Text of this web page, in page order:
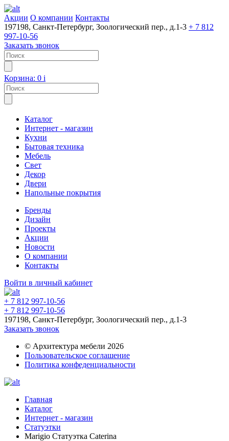
Акции О компании Контакты
197198, Санкт-Петербург, Зоологический пер., д.1-3 + 7 812
997-10-56
Заказать звонок
Корзина: 0 i
Каталог
Интернет - магазин
Кухни
Бытовая техника
Мебель
Свет
Декор
Двери
Напольные покрытия
Бренды
Дизайн
Проекты
Акции
Новости
О компании
Контакты
Войти в личный кабинет
+ 7 812 997-10-56
+ 7 812 997-10-56
197198, Санкт-Петербург, Зоологический пер., д.1-3
Заказать звонок
© Архитектура мебели 2026
Пользовательское соглашение
Политика конфеденциальности
Главная
Каталог
Интернет - магазин
Статуэтки
Marigio Статуэтка Caterina